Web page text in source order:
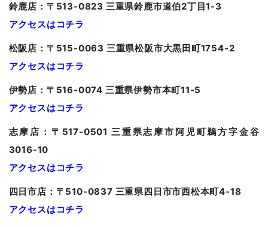
鈴鹿店：〒513-0823 三重県鈴鹿市道伯2丁目1-3
アクセスはコチラ
松阪店：〒515-0063 三重県松阪市大黒田町1754-2
アクセスはコチラ
伊勢店：〒516-0074 三重県伊勢市本町11-5
アクセスはコチラ
志摩店：〒517-0501 三重県志摩市阿児町鵜方字金谷
3016-10
アクセスはコチラ
四日市店：〒510-0837 三重県四日市市西松本町4-18
アクセスはコチラ